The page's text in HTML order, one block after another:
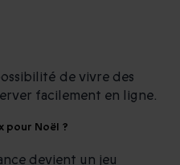
de vivre des
facilement en ligne.
pour Noël ?
devient un jeu